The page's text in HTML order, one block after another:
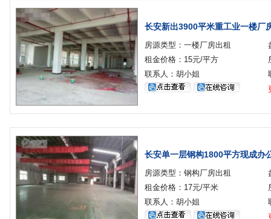
长安新出3900平米重工业一楼厂
房源类型：一楼厂房出租
租金价格：15元/平方
联系人：胡小姐
长安单一层钢构1800平方现成办
房源类型：钢构厂房出租
租金价格：17元/平米
联系人：胡小姐